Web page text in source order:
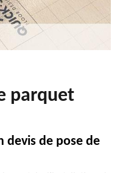
parquet
devis de pose de